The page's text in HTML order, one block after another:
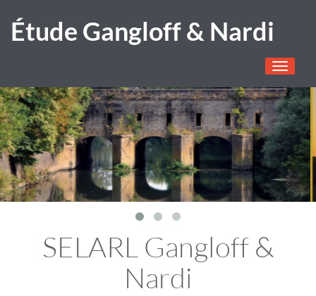
Étude Gangloff & Nardi
Toggle
SELARL Gangloff &
Nardi